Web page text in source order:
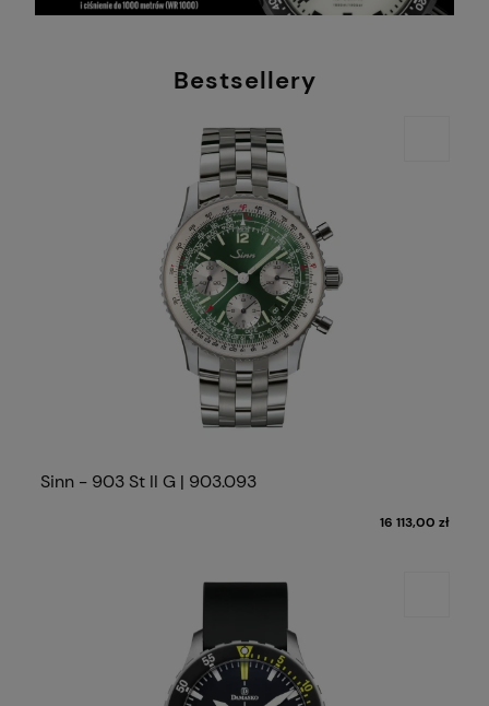
Bestsellery
Sinn - 903 St II G | 903.093
16 113,00 zł